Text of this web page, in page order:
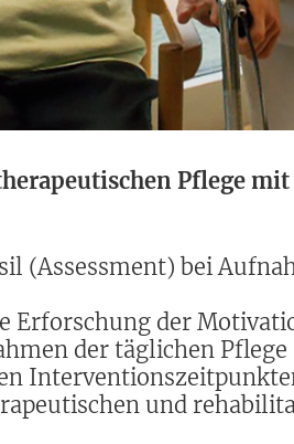
Pflege
(Assessment) bei
Erforschung der
der täglichen Pflege
und